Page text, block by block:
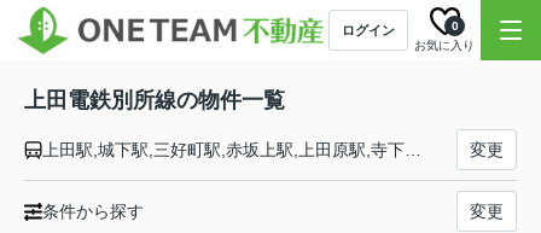
ログイン
お気に入り
0
上田電鉄別所線の物件一覧
変更
条件から探す 変更